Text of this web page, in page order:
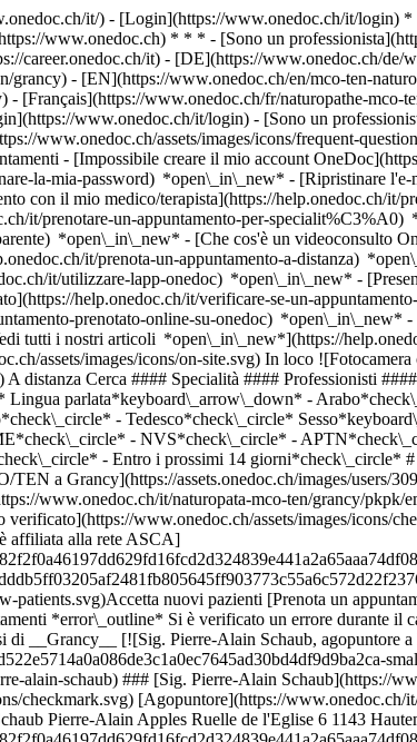
it/) - [Login](https://www.onedoc.ch/it/login)
www.onedoc.ch) * * * - [Sono un
career.onedoc.ch/it) - [DE](https://www.onedoc.ch/de/
grancy) - [EN](https://www.onedoc.ch/en/mco-ten-
[Français](https://www.onedoc.ch/fr/naturopathe-
www.onedoc.ch/it/login) - [Sono un
www.onedoc.ch/assets/images/icons/frequent-
- [Impossibile creare il mio account
la-mia-password) *open\_in\_new* - [Ripristinare
con il mio medico/terapista](https://help.onedoc.ch/
it/prenotare-un-appuntamento-per-
*open\_in\_new* - [Che cos'è un videoconsulto
it/prenota-un-appuntamento-a-distanza)
it/utilizzare-lapp-onedoc) *open\_in\_new* -
logos/496d325fd4282f2f0a46197dd629fd16fcd2d324839e441a2a65aaa74df08a15-small.png)![Sig.ra Emilie Schwarz è affiliata alla rete RME](https://assets.onedoc.ch/images/networks/logos/a202aabd14cdddb5ff03205af2481fb805645ff903773c55a6c572d22f23762e-small.png) ![Icona paziente con segno più che indica che il professionista accetta nuovi pazienti](https://www.onedoc.ch/assets/images/icons/new-patients.svg)Accetta nuovi pazienti [Prenota un appuntamento](https://www.onedoc.ch/it/naturopata-mco-ten/grancy/pkpk/emilie-schwarz) *chevron\_left* mar 04 ago *chevron\_right* Vedi più appuntamenti *error\_outline* Si è verificato un errore durante il caricamento della disponibilità [Riprova](https://www.onedoc.ch) ## __Naturopati MCO/TEN__: altri specialisti sono disponibili online nei pressi di __Grancy__ [![Sig. Pierre-Alain Schaub, agopuntore a Hautemorges](https://assets.onedoc.ch/images/users/2f45d33e685807e2888d522e5714a0a086de3c1a0ec7645ad30bd4df9d9ba2ca-small.jpg "Sig. Pierre-Alain Schaub, agopuntore a Hautemorges")](https://www.onedoc.ch/it/agopuntore/hautemorges/pcsmb/pierre-alain-schaub) ### [Sig. Pierre-Alain Schaub](https://www.onedoc.ch/it/agopuntore/hautemorges/pcsmb/pierre-alain-schaub) ![Badge che indica un profilo verificato](https://www.onedoc.ch/assets/images/icons/checkmark.svg) [Agopuntore](https://www.onedoc.ch/it/agopuntore/hautemorges), [Naturopata MCO/TEN](https://www.onedoc.ch/it/naturopata-mco-ten/hautemorges) Schaub Pierre-Alain Apples Ruelle de l'Eglise 6 1143 Hautemorges ![Sig. Pierre-Alain Schaub è affiliato alla rete ASCA](https://assets.onedoc.ch/images/networks/logos/496d325fd4282f2f0a46197dd629fd16fcd2d324839e441a2a65aaa74df08a15-small.png)![Sig. Pierre-Alain Schaub è affiliato alla rete RME](https://assets.onedoc.ch/images/networks/logos/a202aabd14cdddb5ff03205af2481fb805645ff903773c55a6c572d22f23762e-small.png) ![Icona paziente con segno più che indica che il professionista accetta nuovi pazienti](https://www.onedoc.ch/assets/images/icons/new-patients.svg)Accetta nuovi pazienti [Prenota un appuntamento](https://www.onedoc.ch/it/agopuntore/hautemorges/pcsmb/pierre-alain-schaub) *chevron\_left* mar 04 ago *chevron\_right* Vedi più appuntamenti *error\_outline* Si è verificato un errore durante il caricamento della disponibilità [Riprova](https://www.onedoc.ch) [![Sig.ra Almée Bommottet, naturopata MCO/TEN a Bussigny](https://assets.onedoc.ch/images/users/9ca112fe45dbcc00b08ae0a446adca07f149d87c1b724f641dfc586bf5a764a4-small.jpg "Sig.ra Almée Bommottet, naturopata MCO/TEN a Bussigny")](https://www.onedoc.ch/it/naturopata-mco-ten/bussigny/pcqmf/almee-bommottet) ### [Sig.ra Almée Bommottet](https://www.onedoc.ch/it/naturopata-mco-ten/bussigny/pcqmf/almee-bommottet) ![Badge che indica un profilo verificato](https://www.onedoc.ch/assets/images/icons/checkmark.svg) [Naturopata MCO/TEN](https://www.onedoc.ch/it/naturopata-mco-ten/bussigny) Espace Développement &